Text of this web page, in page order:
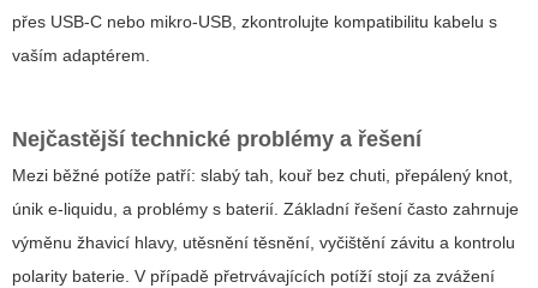
přes USB-C nebo mikro-USB, zkontrolujte kompatibilitu kabelu s
vaším adaptérem.
Nejčastější technické problémy a řešení
Mezi běžné potíže patří: slabý tah, kouř bez chuti, přepálený knot,
únik e-liquidu, a problémy s baterií. Základní řešení často zahrnuje
výměnu žhavicí hlavy, utěsnění těsnění, vyčištění závitu a kontrolu
polarity baterie. V případě přetrvávajících potíží stojí za zvážení